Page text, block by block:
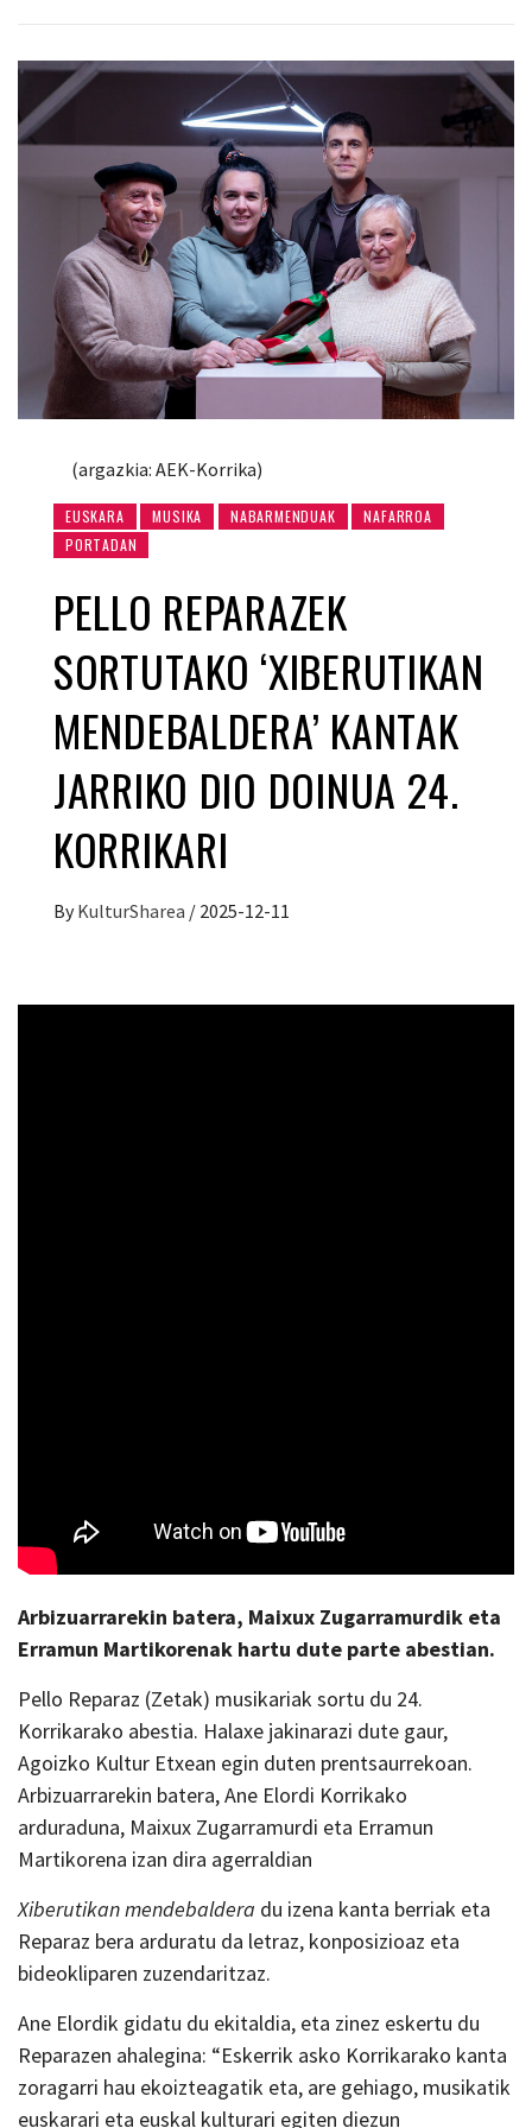
(argazkia: AEK-Korrika)
EUSKARA MUSIKA NABARMENDUAK
NAFARROA
PORTADAN
PELLO REPARAZEK
SORTUTAKO ‘XIBERUTIKAN
MENDEBALDERA’ KANTAK
JARRIKO DIO DOINUA 24.
KORRIKARI
By KulturSharea / 2025-12-11
Arbizuarrarekin batera, Maixux Zugarramurdik eta
Erramun Martikorenak hartu dute parte abestian.
Pello Reparaz (Zetak) musikariak sortu du 24.
Korrikarako abestia. Halaxe jakinarazi dute gaur,
Agoizko Kultur Etxean egin duten prentsaurrekoan.
Arbizuarrarekin batera, Ane Elordi Korrikako
arduraduna, Maixux Zugarramurdi eta Erramun
Martikorena izan dira agerraldian
Xiberutikan mendebaldera du izena kanta berriak eta
Reparaz bera arduratu da letraz, konposizioaz eta
bideokliparen zuzendaritzaz.
Ane Elordik gidatu du ekitaldia, eta zinez eskertu du
Reparazen ahalegina: “Eskerrik asko Korrikarako kanta
zoragarri hau ekoizteagatik eta, are gehiago, musikatik
euskarari eta euskal kulturari egiten diezun